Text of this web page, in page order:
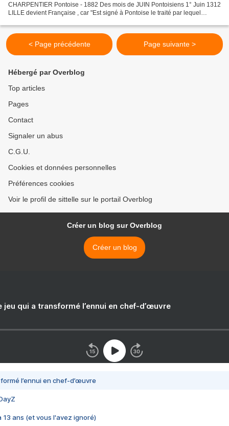
CHARPENTIER Pontoise - 1882 Des mois de JUIN Pontoisiens 1° Juin 1312
LILLE devient Française , car "Est signé à Pontoise le traité par lequel
< Page précédente Page suivante >
Hébergé par Overblog
Top articles
Pages
Contact
Signaler un abus
C.G.U.
Cookies et données personnelles
Préférences cookies
Voir le profil de sittelle sur le portail Overblog
Créer un blog sur Overblog
Créer un blog
jeu qui a transformé l’ennui en chef-d’œuvre
l’ennui en chef-d’œuvre
13 ans (et vous l'avez ignoré)